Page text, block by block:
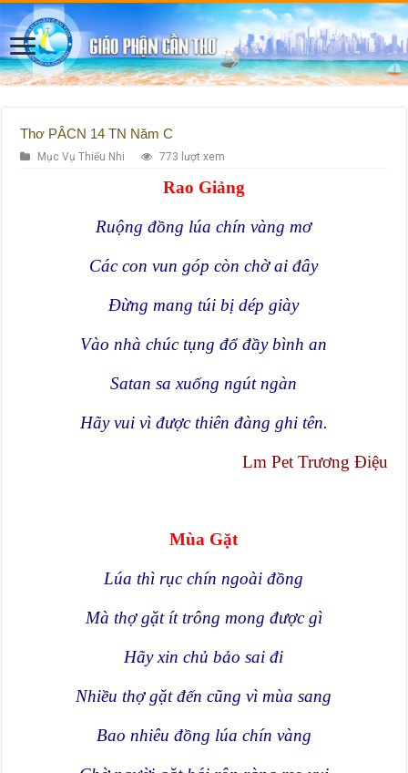
Thơ PÂCN 14 TN Năm C
Mục Vụ Thiếu Nhi 773 lượt xem
Rao Giảng
Ruộng đồng lúa chín vàng mơ
Các con vun góp còn chờ ai đây
Đừng mang túi bị dép giày
Vào nhà chúc tụng đổ đầy bình an
Satan sa xuống ngút ngàn
Hãy vui vì được thiên đàng ghi tên.
Lm Pet Trương Điệu
Mùa Gặt
Lúa thì rục chín ngoài đồng
Mà thợ gặt ít trông mong được gì
Hãy xin chủ bảo sai đi
Nhiều thợ gặt đến cũng vì mùa sang
Bao nhiêu đồng lúa chín vàng